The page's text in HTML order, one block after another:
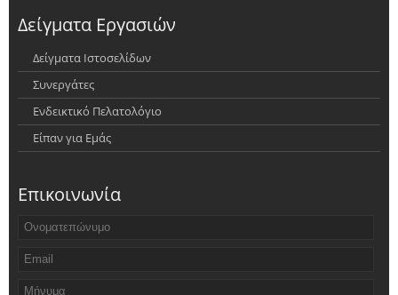
Δείγματα Εργασιών
Δείγματα Ιστοσελίδων
Συνεργάτες
Ενδεικτικό Πελατολόγιο
Είπαν για Εμάς
Επικοινωνία